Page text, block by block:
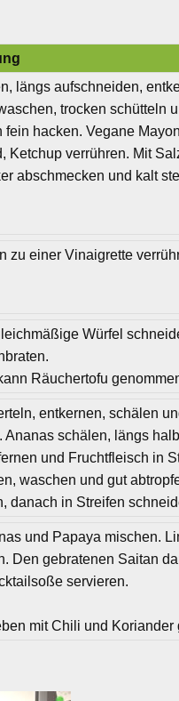
längs aufschneiden,
trocken schütteln
fein hacken. Vegane
Ketchup verrühren. Mit
abschmecken und kalt
zu einer Vinaigrette
Würfel
Räuchertofu
entkernen, schälen
Ananas schälen, längs
und Fruchtfleisch in
waschen und gut
danach in Streifen
und Papaya mischen.
Den gebratenen Saitan
servieren.
mit Chili und Koriander